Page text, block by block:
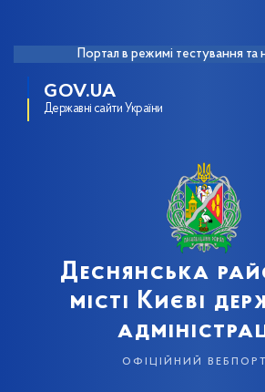
Портал в режимі тестування та
GOV.UA
Державні сайти України
Деснянська
місті Києві
офіційний